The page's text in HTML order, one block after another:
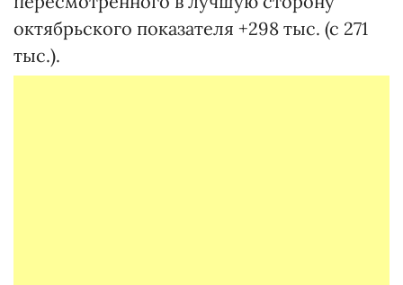
октябрьского показателя +298 тыс. (с 271
тыс.).